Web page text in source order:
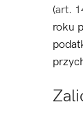
(art.
roku